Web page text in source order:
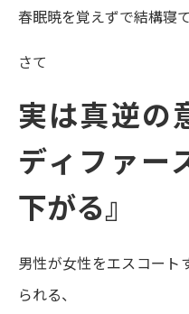
春眠暁を覚えずで結構寝
さて
実は真逆
ディファー
下がる』
男性が女性をエスコート
られる、